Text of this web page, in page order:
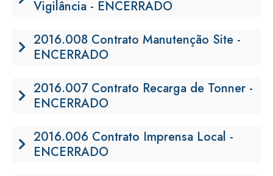
Vigilância - ENCERRADO
2016.008 Contrato Manutenção Site -
ENCERRADO
2016.007 Contrato Recarga de Tonner -
ENCERRADO
2016.006 Contrato Imprensa Local -
ENCERRADO